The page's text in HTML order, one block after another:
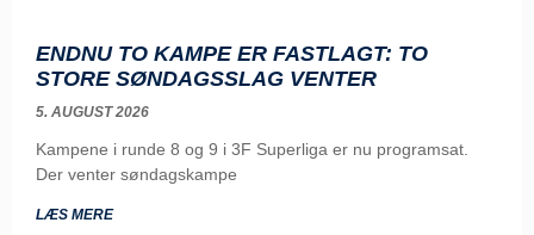
ENDNU TO KAMPE ER FASTLAGT: TO
STORE SØNDAGSSLAG VENTER
5. AUGUST 2026
Kampene i runde 8 og 9 i 3F Superliga er nu programsat.
Der venter søndagskampe
LÆS MERE